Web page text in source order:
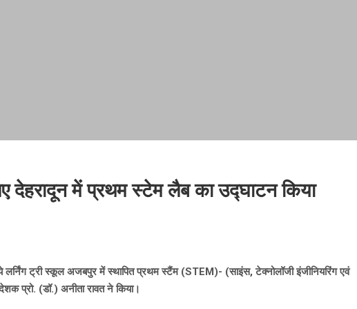
देहरादून में प्रथम स्टेम लैब का उद्घाटन किया
लर्निंग ट्री स्कूल अजबपुर में स्थापित प्रथम स्टैंम (STEM)- (साइंस, टेक्नोलॉजी इंजीनियरिंग एवं
प्रो. (डॉ.) अनीता रावत ने किया।